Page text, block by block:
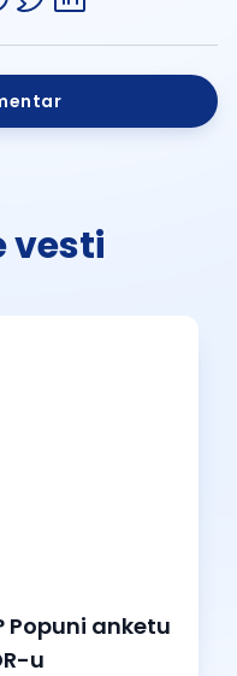
vesti
Popuni anketu
u